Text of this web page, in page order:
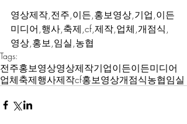
영상제작,전주,이든,홍보영상,기업,이든
미디어,행사,축제,cf,제작,업체,개점식,
영상,홍보,임실,농협
Tags:
전주홍보영상영상제작기업이든이든미디어
업체축제행사제작cf홍보영상개점식농협임실